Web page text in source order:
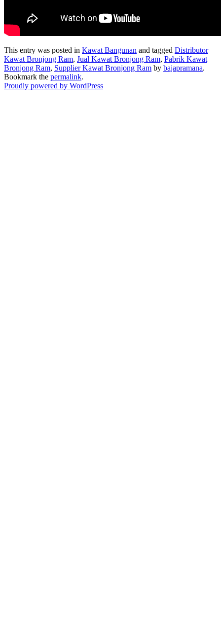
This entry was posted in Kawat Bangunan and tagged Distributor
Kawat Bronjong Ram, Jual Kawat Bronjong Ram, Pabrik Kawat
Bronjong Ram, Supplier Kawat Bronjong Ram by bajapramana.
Bookmark the permalink.
Proudly powered by WordPress